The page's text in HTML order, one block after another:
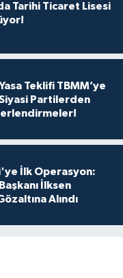
Tarihi Ticaret Lisesi
Teklifi TBMM’ye
Partilerden
İlk Operasyon:
İlksen
Alındı